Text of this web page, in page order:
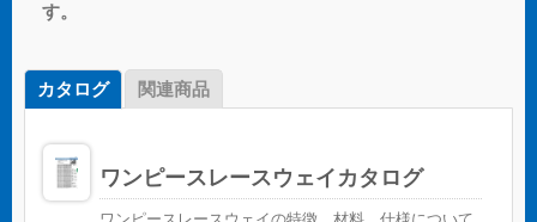
す。
カタログ 関連商品
ワンピースレースウェイカタログ